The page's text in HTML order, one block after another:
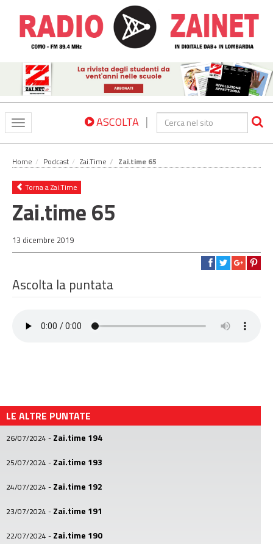
Toggle
navigation
ASCOLTA |
Home Podcast Zai.Time Zai.time 65
Torna a Zai.Time
Zai.time 65
13 dicembre 2019
Ascolta la puntata
LE ALTRE PUNTATE
26/07/2024 - Zai.time 194
25/07/2024 - Zai.time 193
24/07/2024 - Zai.time 192
23/07/2024 - Zai.time 191
22/07/2024 - Zai.time 190